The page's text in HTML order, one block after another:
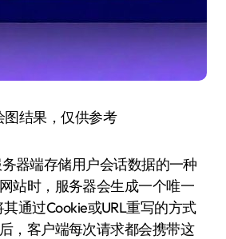
图结果，仅供参考
器端存储用户会话数据的一种
站时，服务器会生成一个唯一
其通过Cookie或URL重写的方式
，客户端每次请求都会携带这